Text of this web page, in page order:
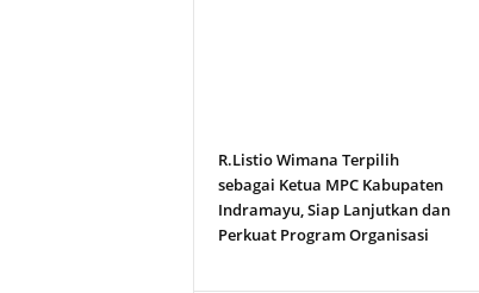
R.Listio Wimana Terpilih
sebagai Ketua MPC Kabupaten
Indramayu, Siap Lanjutkan dan
Perkuat Program Organisasi